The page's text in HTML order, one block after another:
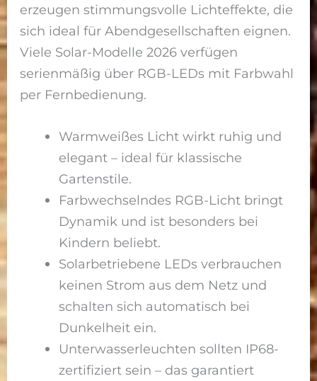
erzeugen stimmungsvolle Lichteffekte, die
sich ideal für Abendgesellschaften eignen.
Viele Solar-Modelle 2026 verfügen
serienmäßig über RGB-LEDs mit Farbwahl
per Fernbedienung.
Warmweißes Licht wirkt ruhig und
elegant – ideal für klassische
Gartenstile.
Farbwechselndes RGB-Licht bringt
Dynamik und ist besonders bei
Kindern beliebt.
Solarbetriebene LEDs verbrauchen
keinen Strom aus dem Netz und
schalten sich automatisch bei
Dunkelheit ein.
Unterwasserleuchten sollten IP68-
zertifiziert sein – das garantiert